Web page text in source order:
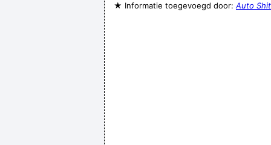
★ Informatie toegevoegd door: Auto